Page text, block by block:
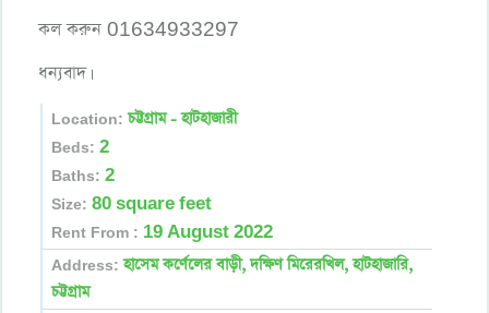
কল করুন 01634933297
ধন্যবাদ।
Location: চট্টগ্রাম - হাটহাজারী
Beds: 2
Baths: 2
Size: 80 square feet
Rent From : 19 August 2022
Address:হাসেম কর্ণেলের বাড়ী, দক্ষিণ মিরেরখিল, হাটহাজারি,
চট্টগ্রাম